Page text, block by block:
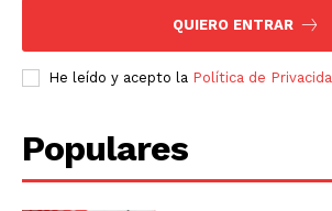
QUIERO ENTRAR
He leído y acepto la Política de
Populares